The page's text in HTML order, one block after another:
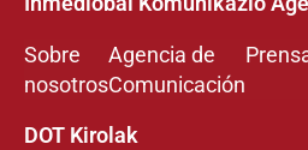
Sobre
nosotros
Agencia de
Comunicación
DOT Kirolak